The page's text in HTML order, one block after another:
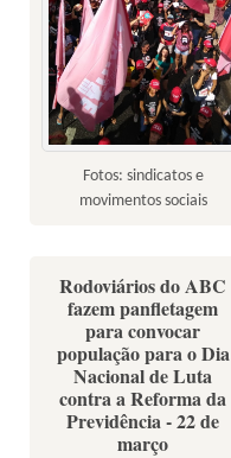
Fotos: sindicatos e
movimentos sociais
Rodoviários do ABC
fazem panfletagem
para convocar
população para o Dia
Nacional de Luta
contra a Reforma da
Previdência - 22 de
março